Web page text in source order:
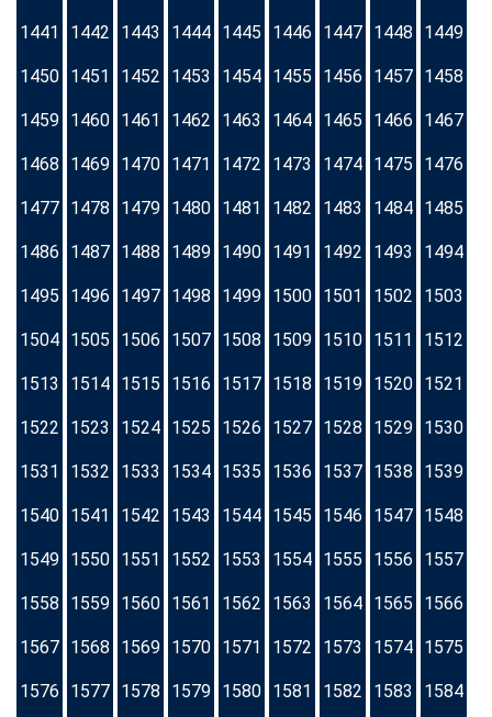
1441 1442 1443 1444 1445 1446 1447 1448 1449
1450 1451 1452 1453 1454 1455 1456 1457 1458
1459 1460 1461 1462 1463 1464 1465 1466 1467
1468 1469 1470 1471 1472 1473 1474 1475 1476
1477 1478 1479 1480 1481 1482 1483 1484 1485
1486 1487 1488 1489 1490 1491 1492 1493 1494
1495 1496 1497 1498 1499 1500 1501 1502 1503
1504 1505 1506 1507 1508 1509 1510 1511 1512
1513 1514 1515 1516 1517 1518 1519 1520 1521
1522 1523 1524 1525 1526 1527 1528 1529 1530
1531 1532 1533 1534 1535 1536 1537 1538 1539
1540 1541 1542 1543 1544 1545 1546 1547 1548
1549 1550 1551 1552 1553 1554 1555 1556 1557
1558 1559 1560 1561 1562 1563 1564 1565 1566
1567 1568 1569 1570 1571 1572 1573 1574 1575
1576 1577 1578 1579 1580 1581 1582 1583 1584